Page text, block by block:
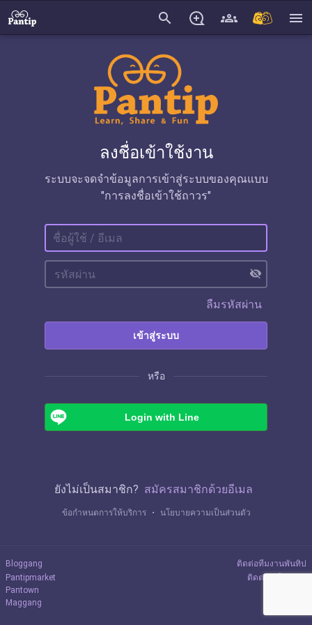
search menu
ลงชื่อเข้าใช้งาน
ระบบจะจดจำข้อมูลการเข้าสู่ระบบของคุณแบบ
"การลงชื่อเข้าใช้ถาวร"
visibility_off
ลืมรหัสผ่าน
เข้าสู่ระบบ
หรือ
Login with Line
ยังไม่เป็นสมาชิก? สมัครสมาชิกด้วยอีเมล
ข้อกำหนดการให้บริการ ・ นโยบายความเป็นส่วนตัว
Bloggang
Pantipmarket
Pantown
Maggang
ติดต่อทีมงานพันทิป
ติดต่อลงโฆษณา